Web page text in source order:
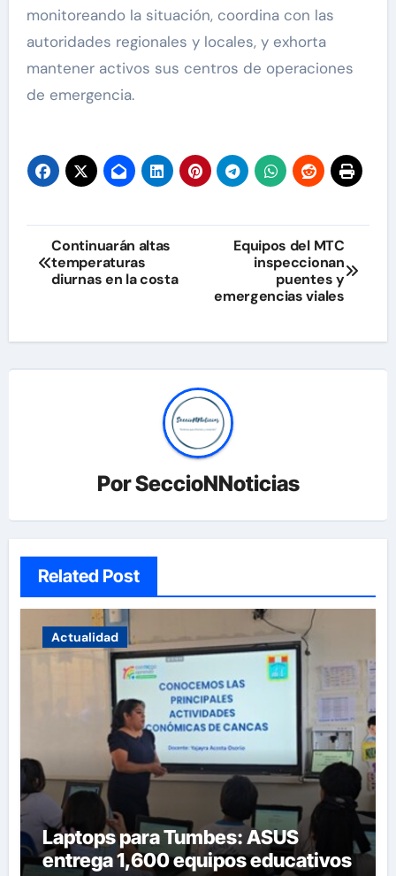
monitoreando la situación, coordina con las
autoridades regionales y locales, y exhorta
mantener activos sus centros de operaciones
de emergencia.
Navegación
de
Continuarán altas
temperaturas
diurnas en la costa
Equipos del MTC
inspeccionan
puentes y
emergencias viales
PorSeccioNNoticias
Related Post
Actualidad
Laptops para Tumbes: ASUS
entrega 1,600 equipos educativos